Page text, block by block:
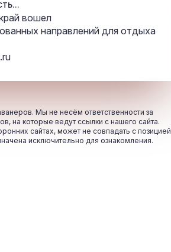
вошел
направлений для отдыха
Мы не несём ответственности за
на которые ведут ссылки с нашего сайта.
сайтах, может не совпадать с позицией
исключительно для ознакомления.